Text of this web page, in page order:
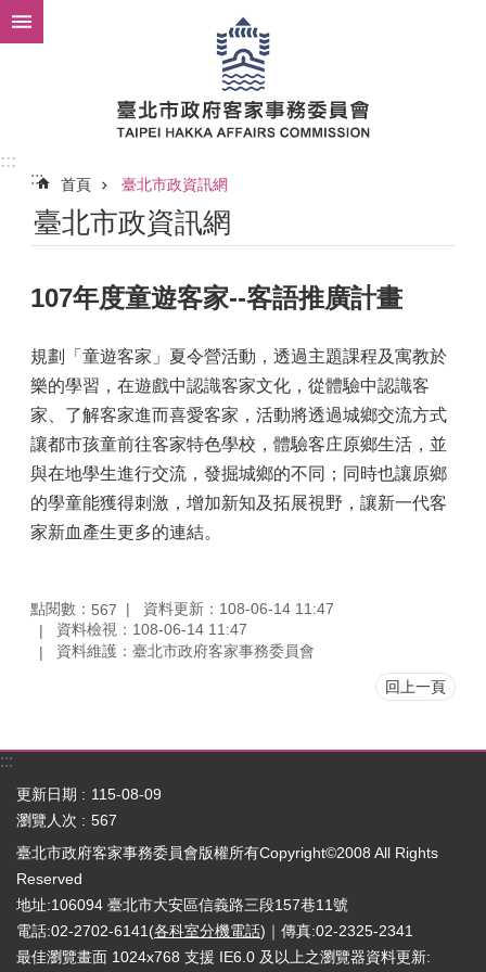
跳到主要內容區塊
:::
:::
首頁 臺北市政資訊網
臺北市政資訊網
107年度童遊客家--客語推廣計畫
規劃「童遊客家」夏令營活動，透過主題課程及寓教於
樂的學習，在遊戲中認識客家文化，從體驗中認識客
家、了解客家進而喜愛客家，活動將透過城鄉交流方式
讓都市孩童前往客家特色學校，體驗客庄原鄉生活，並
與在地學生進行交流，發掘城鄉的不同；同時也讓原鄉
的學童能獲得刺激，增加新知及拓展視野，讓新一代客
家新血產生更多的連結。
點閱數： 567
資料更新：108-06-14 11:47
資料檢視：108-06-14 11:47
資料維護：臺北市政府客家事務委員會
回上一頁
:::
更新日期
115-08-09
瀏覽人次
567
臺北市政府客家事務委員會版權所有Copyright©2008 All Rights
Reserved
地址:106094 臺北市大安區信義路三段157巷11號
電話:02-2702-6141(各科室分機電話)｜傳真:02-2325-2341
最佳瀏覽畫面 1024x768 支援 IE6.0 及以上之瀏覽器資料更新: